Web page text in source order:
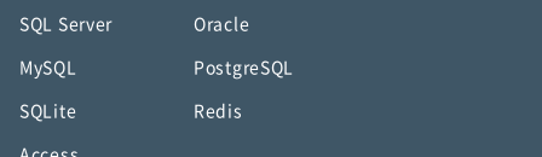
SQL Server Oracle
MySQL PostgreSQL
SQLite Redis